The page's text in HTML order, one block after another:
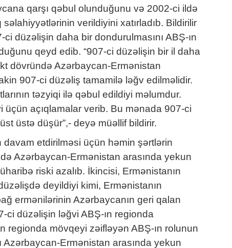
qarşı qəbul olunduğunu və 2002-ci ildə
verildiyini xatırladıb. Bildirilir
düzəlişin daha bir dondurulmasını ABŞ-ın
qeyd edib. “907-ci düzəlişin bir il daha
dövründə Azərbaycan-Ermənistan
907-ci düzəliş tamamilə ləğv edilməlidir.
təzyiqi ilə qəbul edildiyi məlumdur.
üçün açıqlamalar verib. Bu mənada 907-ci
üstə düşür”,- deyə müəllif bildirir.
etdirilməsi üçün həmin şərtlərin
Azərbaycan-Ermənistan arasında yekun
riski azalıb. İkincisi, Ermənistanın
deyildiyi kimi, Ermənistanın
ermənilərinin Azərbaycanın geri qalan
ci düzəlişin ləğvi ABŞ-ın regionda
regionda mövqeyi zəifləyən ABŞ-ın rolunun
Ermənistan arasında yekun